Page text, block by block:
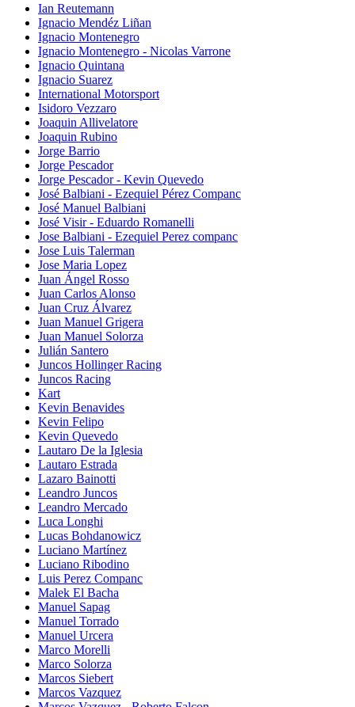
Ian Reutemann
Ignacio Mendéz Liñan
Ignacio Montenegro
Ignacio Montenegro - Nicolas Varrone
Ignacio Quintana
Ignacio Suarez
International Motorsport
Isidoro Vezzaro
Joaquin Allivelatore
Joaquin Rubino
Jorge Barrio
Jorge Pescador
Jorge Pescador - Kevin Quevedo
José Balbiani - Ezequiel Pérez Companc
José Manuel Balbiani
José Visir - Eduardo Romanelli
Jose Balbiani - Ezequiel Perez companc
Jose Luis Talerman
Jose Maria Lopez
Juan Ángel Rosso
Juan Carlos Alonso
Juan Cruz Álvarez
Juan Manuel Grigera
Juan Manuel Solorza
Julián Santero
Juncos Hollinger Racing
Juncos Racing
Kart
Kevin Benavides
Kevin Felipo
Kevin Quevedo
Lautaro De la Iglesia
Lautaro Estrada
Lazaro Bainotti
Leandro Juncos
Leandro Mercado
Luca Longhi
Lucas Bohdanowicz
Luciano Martínez
Luciano Ribodino
Luis Perez Companc
Malek El Bacha
Manuel Sapag
Manuel Torrado
Manuel Urcera
Marco Morelli
Marco Solorza
Marcos Siebert
Marcos Vazquez